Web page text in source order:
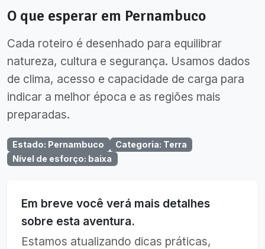
O que esperar em Pernambuco
Cada roteiro é desenhado para equilibrar
natureza, cultura e segurança. Usamos dados
de clima, acesso e capacidade de carga para
indicar a melhor época e as regiões mais
preparadas.
Estado: Pernambuco Categoria: Terra
Nível de esforço: baixa
Em breve você verá mais detalhes
sobre esta aventura.
Estamos atualizando dicas práticas,